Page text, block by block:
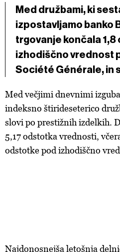
Med družbami, ki
izpostavljamo banko
trgovanje končala
izhodiščno vrednost
Société Générale, in
Med večjimi dnevnimi
indeksno štirideseterico
slovi po prestižnih izdelkih.
5,17 odstotka vrednosti,
odstotke pod izhodiščno
Najdonosnejša letošnja